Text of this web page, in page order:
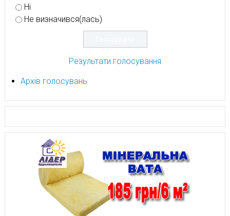
Ні
Не визначився(лась)
Результати голосування
Архів голосувань